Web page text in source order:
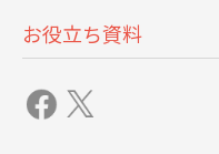
お役立ち資料
いわゆる「オワハラ」
トで拡散されやすく、
ながります。